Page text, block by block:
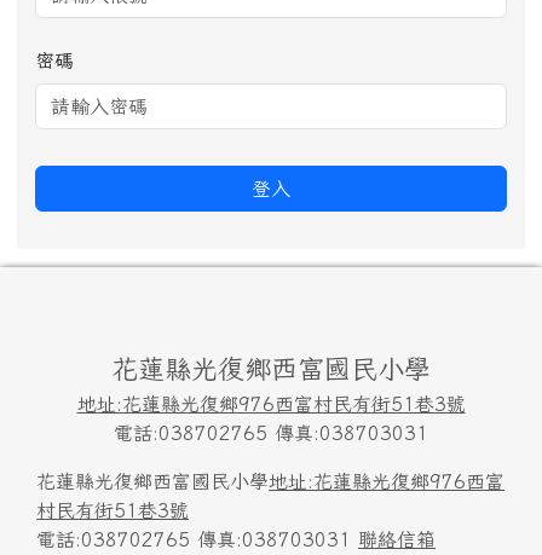
密碼
登入
頁尾區域內容
花蓮縣光復鄉西富國民小學
地址:花蓮縣光復鄉976西富村民有街51巷3號
電話:038702765 傳真:038703031
花蓮縣光復鄉西富國民小學地址:花蓮縣光復鄉976西富
村民有街51巷3號
電話:038702765 傳真:038703031 聯絡信箱